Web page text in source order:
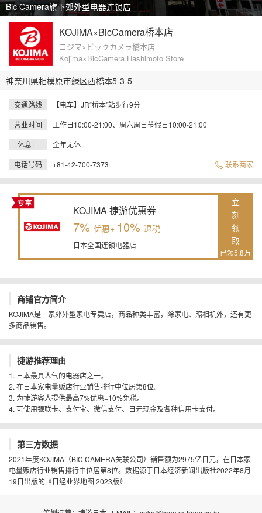
Bic Camera旗下郊外型电器连锁店
KOJIMA×BicCamera桥本店
コジマ×ビックカメラ橋本店
Kojima×BicCamera Hashimoto Store
神奈川県相模原市緑区西橋本5-3-5
交通路线
【电车】JR“桥本”站步行9分
营业时间
工作日10:00-21:00、周六周日节假日10:00-21:00
休息日
全年无休
电话号码
+81-42-700-7373 联系商家
KOJIMA 捷游优惠券
7% 优惠+ 10% 退税
日本全国连锁电器店
立
刻
领
取
已领5.8万
商铺官方简介
KOJIMA是一家郊外型家电专卖店，商品种类丰富，除家电、照相机外，还有更
多商品销售。
捷游推荐理由
1. 日本最具人气的电器店之一。
2. 在日本家电量贩店行业销售排行中位居第8位。
3. 为捷游客人提供最高7%优惠+10%免税。
4. 可使用银联卡、支付宝、微信支付、日元现金及各种信用卡支付。
第三方数据
2021年度KOJIMA（BIC CAMERA关联公司）销售额为2975亿日元，在日本家
电量贩店行业销售排行中位居第8位。数据源于日本经济新闻出版社2022年8月
19日出版的《日经业界地图 2023版》